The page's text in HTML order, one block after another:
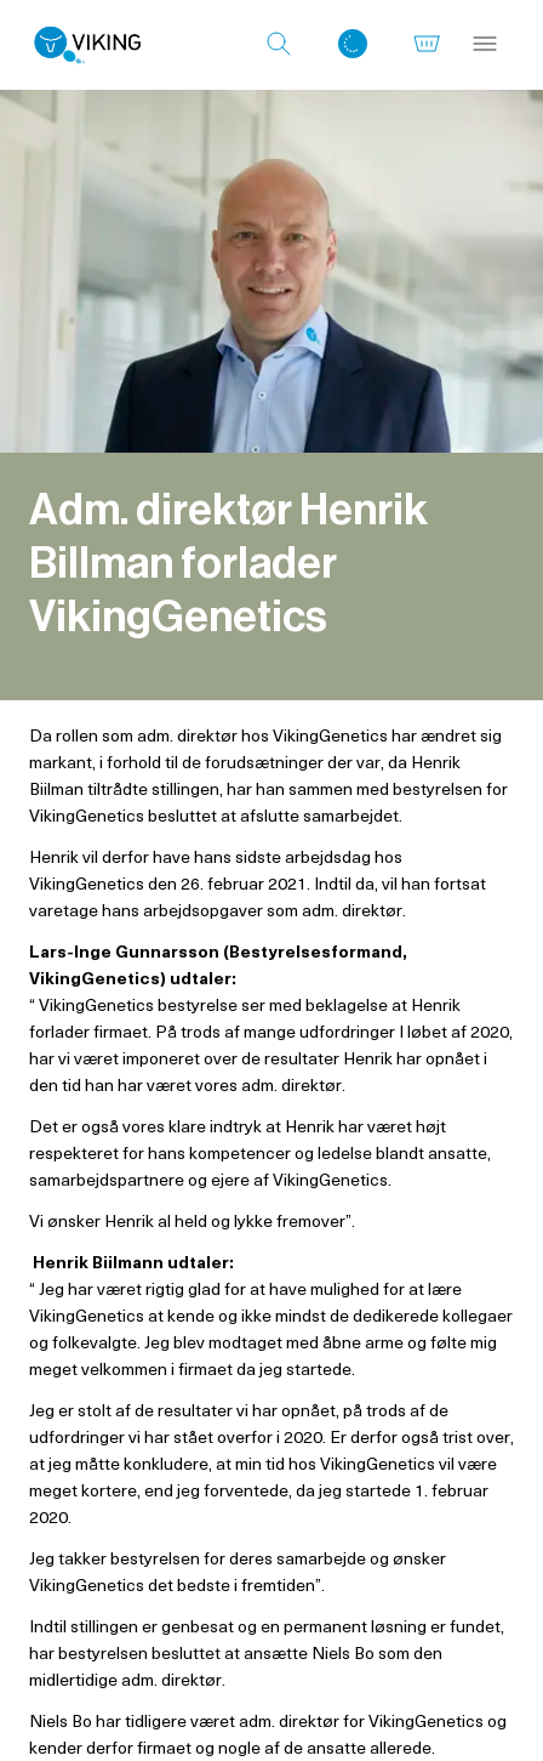
Log ind med det samme
Adm. direktør Henrik
Billman forlader
VikingGenetics
Da rollen som adm. direktør hos VikingGenetics har ændret sig
markant, i forhold til de forudsætninger der var, da Henrik
Biilman tiltrådte stillingen, har han sammen med bestyrelsen for
VikingGenetics besluttet at afslutte samarbejdet.
Henrik vil derfor have hans sidste arbejdsdag hos
VikingGenetics den 26. februar 2021. Indtil da, vil han fortsat
varetage hans arbejdsopgaver som adm. direktør.
Lars-Inge Gunnarsson (Bestyrelsesformand,
VikingGenetics) udtaler:
“ VikingGenetics bestyrelse ser med beklagelse at Henrik
forlader firmaet. På trods af mange udfordringer I løbet af 2020,
har vi været imponeret over de resultater Henrik har opnået i
den tid han har været vores adm. direktør.
Det er også vores klare indtryk at Henrik har været højt
respekteret for hans kompetencer og ledelse blandt ansatte,
samarbejdspartnere og ejere af VikingGenetics.
Vi ønsker Henrik al held og lykke fremover”.
Henrik Biilmann udtaler:
“ Jeg har været rigtig glad for at have mulighed for at lære
VikingGenetics at kende og ikke mindst de dedikerede kollegaer
og folkevalgte. Jeg blev modtaget med åbne arme og følte mig
meget velkommen i firmaet da jeg startede.
Jeg er stolt af de resultater vi har opnået, på trods af de
udfordringer vi har stået overfor i 2020. Er derfor også trist over,
at jeg måtte konkludere, at min tid hos VikingGenetics vil være
meget kortere, end jeg forventede, da jeg startede 1. februar
2020.
Jeg takker bestyrelsen for deres samarbejde og ønsker
VikingGenetics det bedste i fremtiden”.
Indtil stillingen er genbesat og en permanent løsning er fundet,
har bestyrelsen besluttet at ansætte Niels Bo som den
midlertidige adm. direktør.
Niels Bo har tidligere været adm. direktør for VikingGenetics og
kender derfor firmaet og nogle af de ansatte allerede.